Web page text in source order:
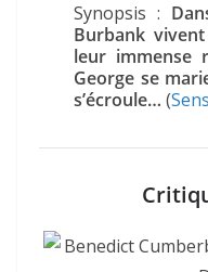
Synopsis :
Burbank
leur immense
George se
s’écroule… (